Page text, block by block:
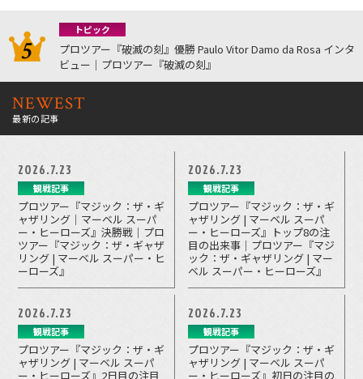
トピック
プロツアー『破滅の刻』優勝 Paulo Vitor Damo da Rosa インタ
ビュー｜プロツアー『破滅の刻』
NEWEST
最新の記事
2026.7.23
観戦記事
プロツアー『マジック：ザ・ギ
ャザリング｜マーベル スーパ
ー・ヒーローズ』決勝戦｜プロ
ツアー『マジック：ザ・ギャザ
リング | マーベル スーパー・ヒ
ーローズ』
2026.7.23
観戦記事
プロツアー『マジック：ザ・ギ
ャザリング | マーベル スーパ
ー・ヒーローズ』トップ8の注
目の出来事｜プロツアー『マジ
ック：ザ・ギャザリング | マー
ベル スーパー・ヒーローズ』
2026.7.23
観戦記事
プロツアー『マジック：ザ・ギ
ャザリング | マーベル スーパ
ー・ヒーローズ』2日目の注目
2026.7.23
観戦記事
プロツアー『マジック：ザ・ギ
ャザリング | マーベル スーパ
ー・ヒーローズ』初日の注目の